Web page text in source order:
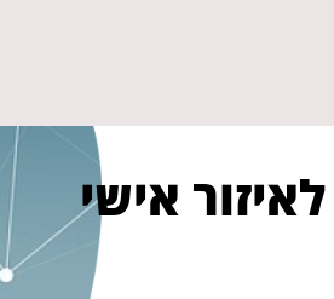
אישי